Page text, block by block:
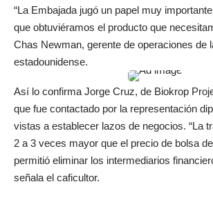
“La Embajada jugó un papel muy
que obtuviéramos el producto que
Chas Newman, gerente de operaciones de
estadounidense.
Así lo confirma Jorge Cruz, de Biokrop
que fue contactado por la representación
vistas a establecer lazos de negocios. “La
2 a 3 veces mayor que el precio de bolsa
permitió eliminar los intermediarios
señala el caficultor.